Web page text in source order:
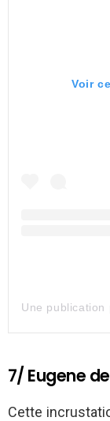
Voir
7/ Eugene
Cette